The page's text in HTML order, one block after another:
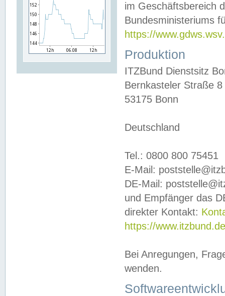
im Geschäftsbereich
Bundesministeriums
https://
Produktion
ITZBund Dienstsitz
Bernkasteler Straße 8
53175 Bonn
Deutschland
Tel.: 0800 800 75451
E-Mail:
DE-Mail:
und Empfänger das
direkter Kontakt:
https://
Bei Anregungen,
wenden.